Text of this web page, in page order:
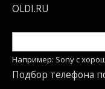
OLDI.RU
Например: Sony c
Подбор телефона